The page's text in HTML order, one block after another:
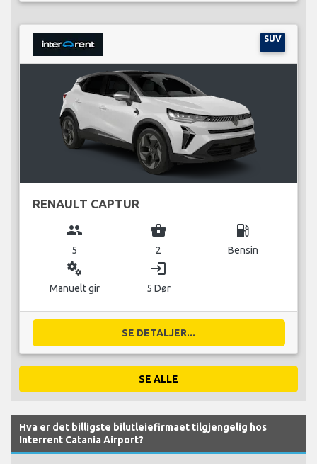
SUV
RENAULT CAPTUR
group
5
business_center
2
local_gas_station
Bensin
miscellaneous_services
Manuelt gir
login
5 Dør
SE DETALJER...
SE ALLE
Hva er det billigste bilutleiefirmaet tilgjengelig hos
Interrent Catania Airport?